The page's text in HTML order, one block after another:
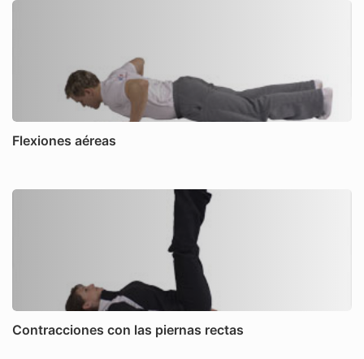
Flexiones aéreas
Contracciones con las piernas rectas